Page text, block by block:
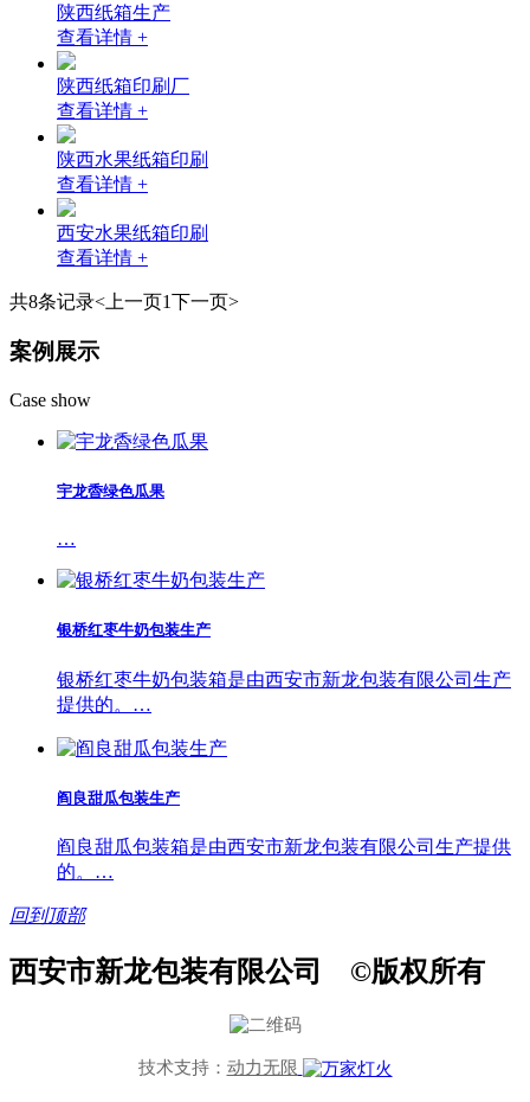
陕西纸箱生产
查看详情 +
陕西纸箱印刷厂
查看详情 +
陕西水果纸箱印刷
查看详情 +
西安水果纸箱印刷
查看详情 +
共8条记录<上一页1下一页>
案例展示
Case show
宇龙稥绿色瓜果
…
银桥红枣牛奶包装生产
银桥红枣牛奶包装箱是由西安市新龙包装有限公司生产
提供的。…
阎良甜瓜包装生产
阎良甜瓜包装箱是由西安市新龙包装有限公司生产提供
的。…
回到顶部
西安市新龙包装有限公司 ©版权所有
技术支持： 动力无限